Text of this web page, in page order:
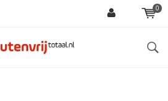
0